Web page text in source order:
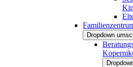
Dropdown